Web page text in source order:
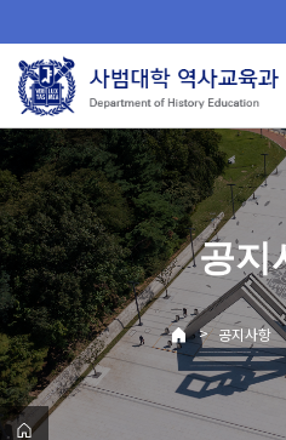
로
메
뉴
공지
> 공지사항